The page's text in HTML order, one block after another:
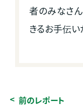
者のみなさ
きるお手伝い
前のレポート